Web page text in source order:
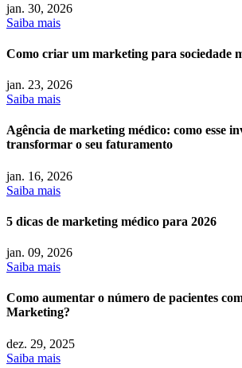
jan. 30, 2026
Saiba mais
Como criar um marketing para sociedade
jan. 23, 2026
Saiba mais
Agência de marketing médico: como esse
transformar o seu faturamento
jan. 16, 2026
Saiba mais
5 dicas de marketing médico para 2026
jan. 09, 2026
Saiba mais
Como aumentar o número de pacientes
Marketing?
dez. 29, 2025
Saiba mais